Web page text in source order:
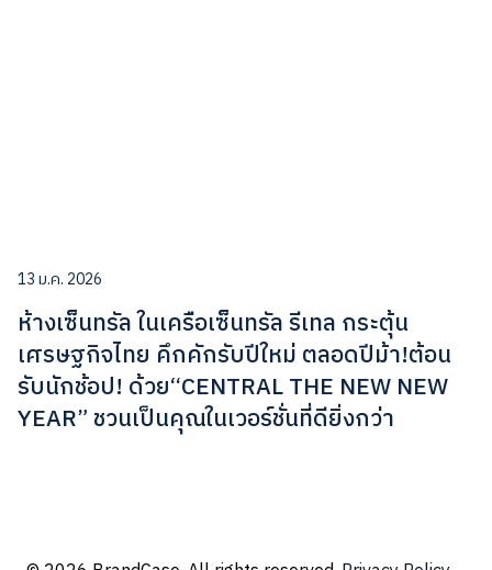
13 ม.ค. 2026
ห้างเซ็นทรัล ในเครือเซ็นทรัล รีเทล กระตุ้น
เศรษฐกิจไทย คึกคักรับปีใหม่ ตลอดปีม้า!ต้อน
รับนักช้อป! ด้วย“CENTRAL THE NEW NEW
YEAR” ชวนเป็นคุณในเวอร์ชั่นที่ดียิ่งกว่า